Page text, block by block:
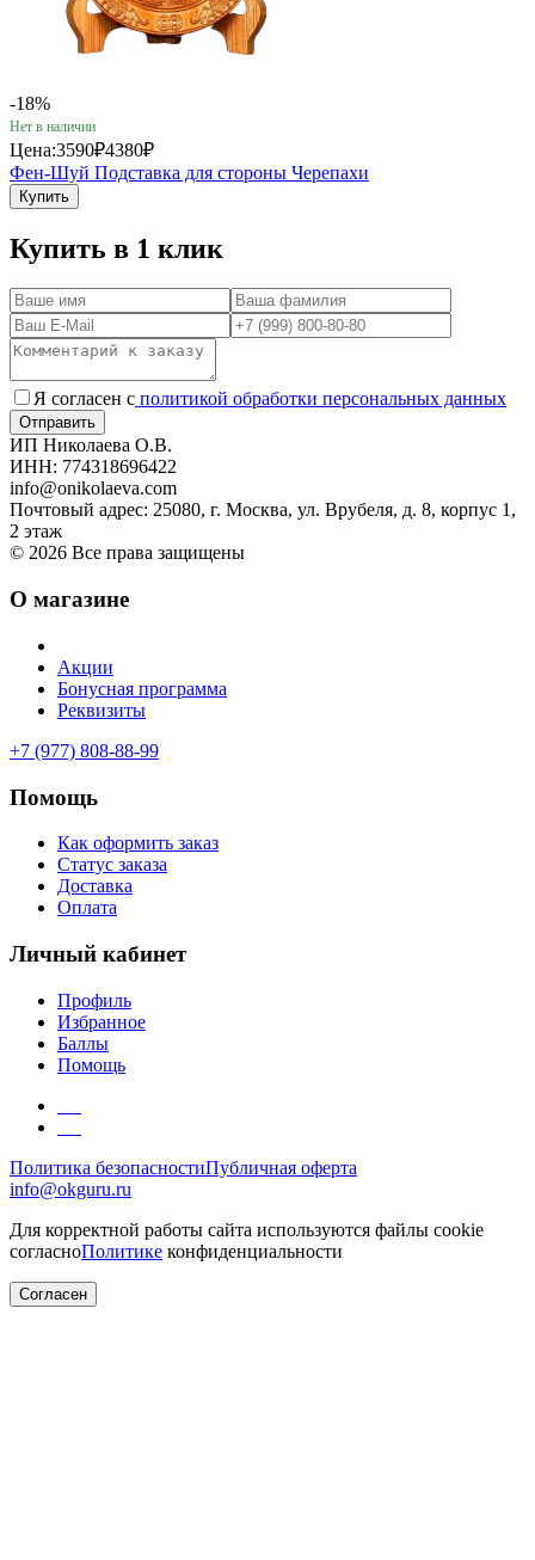
-18%
Нет в наличии
Цена:3590₽4380₽
Фен-Шуй Подставка для стороны Черепахи
Купить
Купить в 1 клик
Я согласен с политикой обработки персональных данных
ИП Николаева О.В.
ИНН: 774318696422
info@onikolaeva.com
Почтовый адрес: 25080, г. Москва, ул. Врубеля, д. 8, корпус 1,
2 этаж
© 2026 Все права защищены
О магазине
Акции
Бонусная программа
Реквизиты
+7 (977) 808-88-99
Помощь
Как оформить заказ
Статус заказа
Доставка
Оплата
Личный кабинет
Профиль
Избранное
Баллы
Помощь
Политика безопасностиПубличная оферта
info@okguru.ru
Для корректной работы сайта используются файлы cookie
согласноПолитике конфиденциальности
Согласен